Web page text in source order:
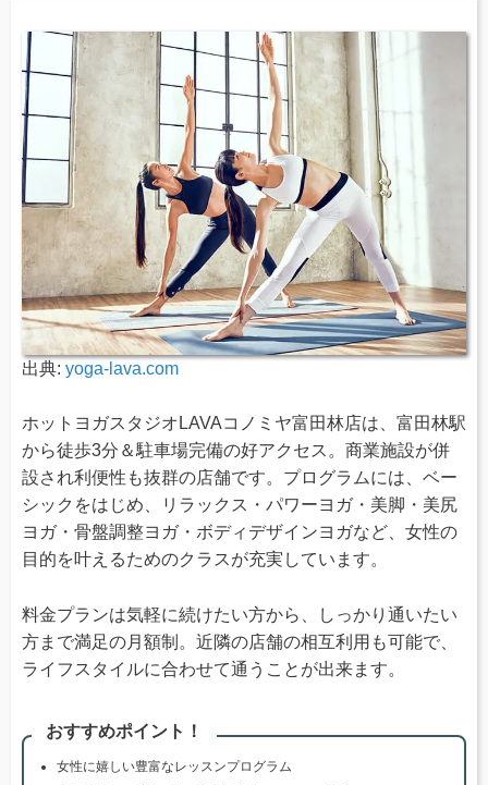
出典: yoga-lava.com
ホットヨガスタジオLAVAコノミヤ富田林店は、富田林駅
から徒歩3分＆駐車場完備の好アクセス。商業施設が併
設され利便性も抜群の店舗です。プログラムには、ベー
シックをはじめ、リラックス・パワーヨガ・美脚・美尻
ヨガ・骨盤調整ヨガ・ボディデザインヨガなど、女性の
目的を叶えるためのクラスが充実しています。
料金プランは気軽に続けたい方から、しっかり通いたい
方まで満足の月額制。近隣の店舗の相互利用も可能で、
ライフスタイルに合わせて通うことが出来ます。
おすすめポイント！
女性に嬉しい豊富なレッスンプログラム